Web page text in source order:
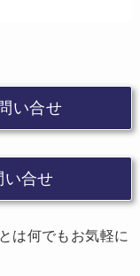
い合せ
い合せ
は何でもお気軽に